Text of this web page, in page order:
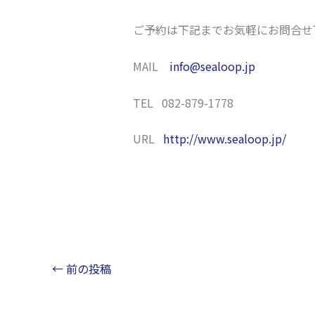
ご予約は下記までお気軽にお問合
MAIL info@sealoop.jp
TEL 082-879-1778
URL http://www.sealoop.jp/
←前の投稿